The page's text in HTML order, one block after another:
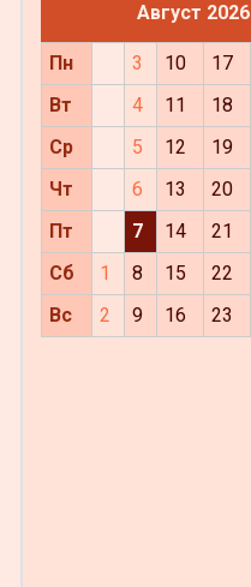
Август 2026
Пн 3 10 17
Вт
4 11 18
Ср
5 12 19
Чт
6 13 20
Пт
7 14 21
Сб
1 8 15 22
Вс
2 9 16 23